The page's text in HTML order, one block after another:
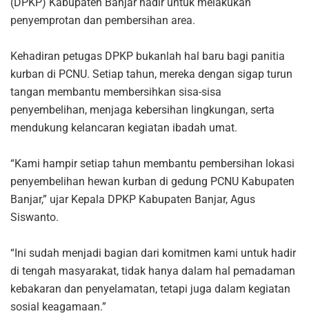
penyemprotan dan pembersihan area.
Kehadiran petugas DPKP bukanlah hal baru bagi panitia
kurban di PCNU. Setiap tahun, mereka dengan sigap turun
tangan membantu membersihkan sisa-sisa
penyembelihan, menjaga kebersihan lingkungan, serta
mendukung kelancaran kegiatan ibadah umat.
“Kami hampir setiap tahun membantu pembersihan lokasi
penyembelihan hewan kurban di gedung PCNU Kabupaten
Banjar,” ujar Kepala DPKP Kabupaten Banjar, Agus
Siswanto.
“Ini sudah menjadi bagian dari komitmen kami untuk hadir
di tengah masyarakat, tidak hanya dalam hal pemadaman
kebakaran dan penyelamatan, tetapi juga dalam kegiatan
sosial keagamaan.”